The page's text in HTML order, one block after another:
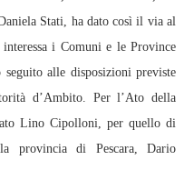
Stati, ha dato così il via al
i Comuni e le Province
alle disposizioni previste
d’Ambito. Per l’Ato della
Lino Cipolloni, per quello di
provincia di Pescara, Dario